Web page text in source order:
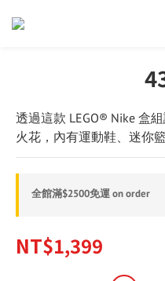
透過這款 LEGO® Nike 盒
火花，內有運動鞋、迷你
全館滿$2500免運 on order
NT$1,399